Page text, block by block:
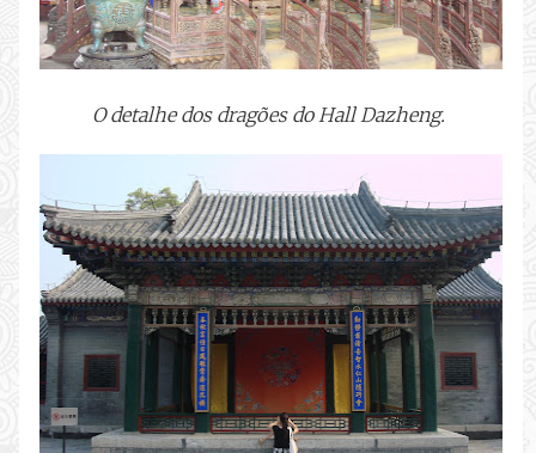
O detalhe dos dragões do Hall Dazheng.